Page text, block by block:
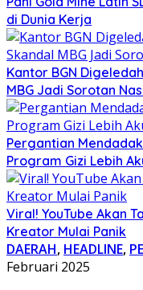
di Dunia Kerja
Kantor BGN
MBG Jadi Sorotan
Pergantian
Program Gizi Lebih
Viral! YouTube Akan
Kreator Mulai Panik
DAERAH, HEADLINE,
Februari 2025